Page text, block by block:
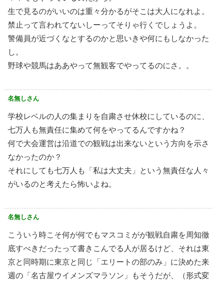
生で見るのがいいのは重々分かるがそこは大人になれよ。
禁止って言われてないしーってそりゃ行くでしょうよ。
警備員が近づくなとするのかと思いきや何にもしなかった
し。
野球や競馬はああやって無観客でやってるのにさ。。
名無しさん
学校レベルの人の集まりを自粛させ休校にしているのに、
七万人も無責任に集めて何をやってるんですかね？
何で大会運営は沿道での観戦は出来ないという方向を示さ
なかったのか？
それにしても七万人も「私は大丈夫」という無責任な人々
がいるのと考えたら怖いよね。
名無しさん
こういう時こそ何が何でもマスコミがが観戦自粛を周知徹
底すべきだったって書きこんでる人が居るけど、それは東
京と同時期に東京と同じ「エリートの部のみ」に決めた来
週の「名古屋ウイメンズマラソン」もそうだが、（形式変